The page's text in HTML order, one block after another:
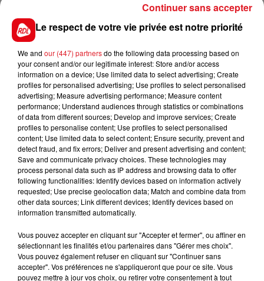
: Avec lui tout se joue au
départ, s'il n'est pas trop loin en début de ligne
/*********/
En direct des pistes :
FILS D'ACTUS
15 juillet 2026
Le respect de votre vie privée est notre priorité
We and our (447) partnersdo the following data processing based on
your consent and/or our legitimate interest: Store and/or access
information on a device; Use limited data to select advertising; Create
profiles for personalised advertising; Use profiles to select personalised
advertising; Measure advertising performance; Measure content
performance; Understand audiences through statistics or combinations
of data from different sources; Develop and improve services; Create
profiles to personalise content; Use profiles to select personalised
content; Use limited data to select content; Ensure security, prevent and
detect fraud, and fix errors; Deliver and present advertising and content;
Save and communicate privacy choices. These technologies may
process personal data such as IP address and browsing data to offer
following functionalities: Identify devices based on information actively
requested; Use precise geolocation data; Match and combine data from
other data sources; Link different devices; Identify devices based on
information transmitted automatically.
Vous pouvez accepter en cliquant sur "Accepter et fermer", ou affiner en
sélectionnant les finalités et/ou partenaires dans "Gérer mes choix".
Vous pouvez également refuser en cliquant sur "Continuer sans
accepter". Vos préférences ne s'appliqueront que pour ce site. Vous
pouvez mettre à jour vos choix, ou retirer votre consentement à tout
Continuer sans accepter